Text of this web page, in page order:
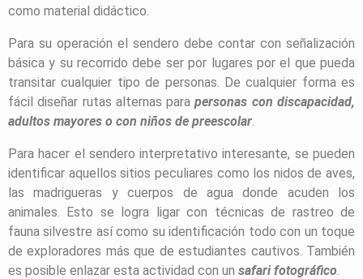
como material didáctico.
Para su operación el sendero debe contar con señalización
básica y su recorrido debe ser por lugares por el que pueda
transitar cualquier tipo de personas. De cualquier forma es
fácil diseñar rutas alternas parapersonas con discapacidad,
adultos mayores o con niños de preescolar.
Para hacer el sendero interpretativo interesante, se pueden
identificar aquellos sitios peculiares como los nidos de aves,
las madrigueras y cuerpos de agua donde acuden los
animales. Esto se logra ligar con técnicas de rastreo de
fauna silvestre así como su identificación todo con un toque
de exploradores más que de estudiantes cautivos. También
es posible enlazar esta actividad con un safari fotográfico.